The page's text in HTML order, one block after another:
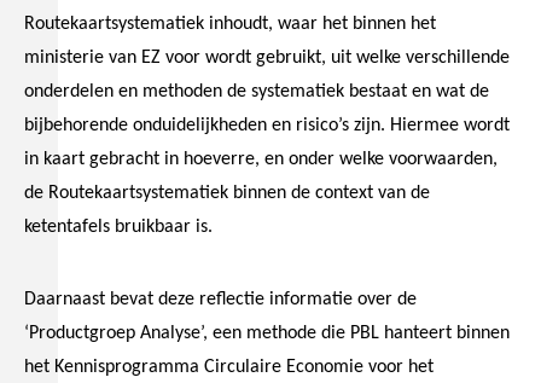
Routekaartsystematiek inhoudt, waar het binnen het
ministerie van EZ voor wordt gebruikt, uit welke verschillende
onderdelen en methoden de systematiek bestaat en wat de
bijbehorende onduidelijkheden en risico’s zijn. Hiermee wordt
in kaart gebracht in hoeverre, en onder welke voorwaarden,
de Routekaartsystematiek binnen de context van de
ketentafels bruikbaar is.
Daarnaast bevat deze reflectie informatie over de
‘Productgroep Analyse’, een methode die PBL hanteert binnen
het Kennisprogramma Circulaire Economie voor het